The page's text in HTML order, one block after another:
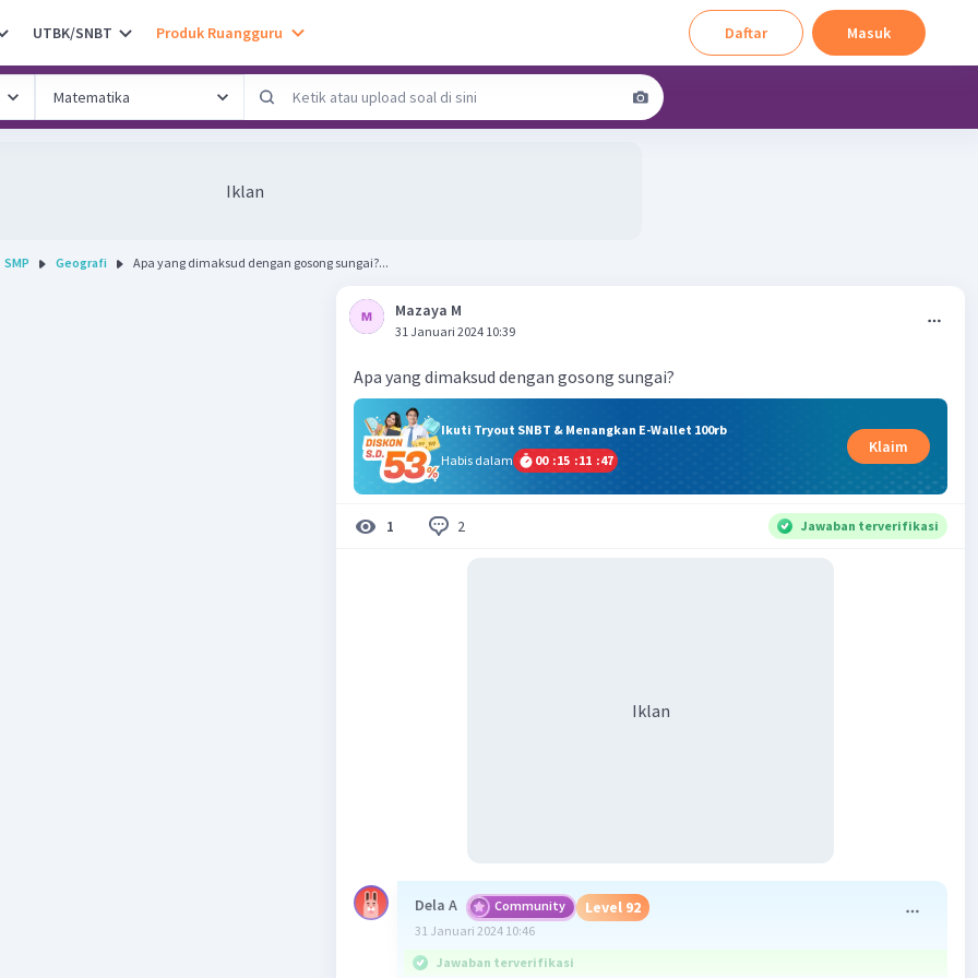
UTBK/SNBT Produk Ruangguru Daftar Masuk
Iklan
SMP Geografi Apa yang dimaksud dengan gosong sungai?...
Mazaya M
31 Januari 2024 10:39
Apa yang dimaksud dengan gosong sungai?
Ikuti Tryout SNBT & Menangkan E-Wallet 100rb
Habis dalam
00 :15 :11 :46
Klaim
1 2 Jawaban terverifikasi
Iklan
Dela A Community Level 92
31 Januari 2024 10:46
Jawaban terverifikasi